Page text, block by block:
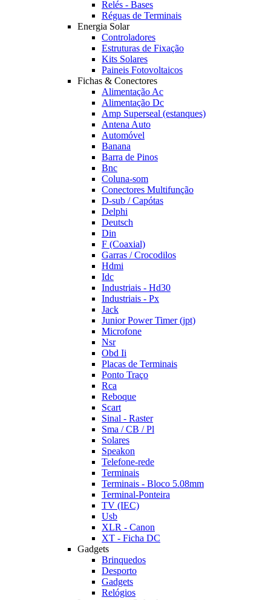
Relés - Bases
Réguas de Terminais
Energia Solar
Controladores
Estruturas de Fixação
Kits Solares
Paineis Fotovoltaicos
Fichas & Conectores
Alimentação Ac
Alimentação Dc
Amp Superseal (estanques)
Antena Auto
Automóvel
Banana
Barra de Pinos
Bnc
Coluna-som
Conectores Multifunção
D-sub / Capótas
Delphi
Deutsch
Din
F (Coaxial)
Garras / Crocodilos
Hdmi
Idc
Industriais - Hd30
Industriais - Px
Jack
Junior Power Timer (jpt)
Microfone
Nsr
Obd Ii
Placas de Terminais
Ponto Traço
Rca
Reboque
Scart
Sinal - Raster
Sma / CB / Pl
Solares
Speakon
Telefone-rede
Terminais
Terminais - Bloco 5.08mm
Terminal-Ponteira
TV (IEC)
Usb
XLR - Canon
XT - Ficha DC
Gadgets
Brinquedos
Desporto
Gadgets
Relógios